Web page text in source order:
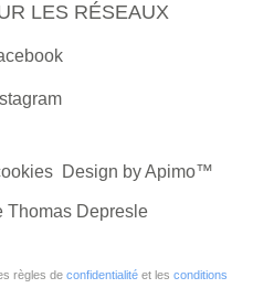
LES RÉSEAUX
Design byApimo™
Thomas Depresle
règles de confidentialitéet les conditions